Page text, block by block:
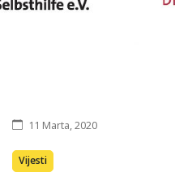
11 Marta, 2020
Vijesti